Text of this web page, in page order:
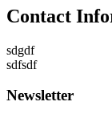
Contact
sdgdf
sdfsdf
Newsletter